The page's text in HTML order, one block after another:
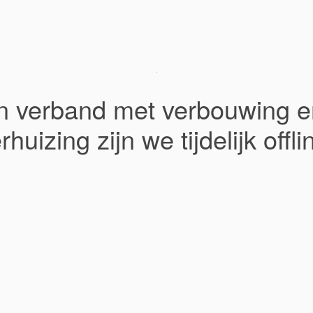
verband met verbouwing
zijn we tijdelijk